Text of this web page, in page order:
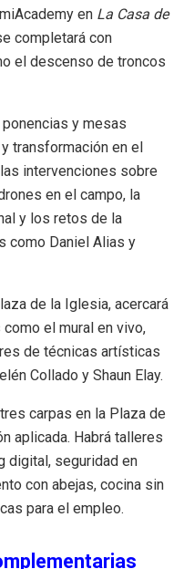
en La Casa de
completará con
el descenso de troncos
y mesas
transformación en el
intervenciones sobre
en el campo, la
y los retos de la
como Daniel Alias y
de la Iglesia, acercará
el mural en vivo,
de técnicas artísticas
Collado y Shaun Elay.
carpas en la Plaza de
aplicada. Habrá talleres
digital, seguridad en
con abejas, cocina sin
para el empleo.